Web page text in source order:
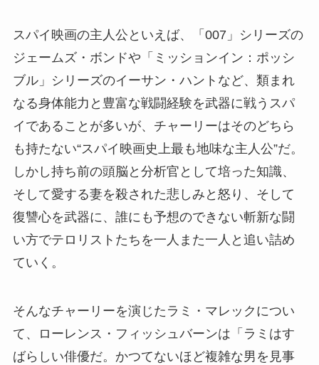
スパイ映画の主人公といえば、「007」シリーズの
ジェームズ・ボンドや「ミッションイン：ポッシ
ブル」シリーズのイーサン・ハントなど、類まれ
なる身体能力と豊富な戦闘経験を武器に戦うスパ
イであることが多いが、チャーリーはそのどちら
も持たない“スパイ映画史上最も地味な主人公”だ。
しかし持ち前の頭脳と分析官として培った知識、
そして愛する妻を殺された悲しみと怒り、そして
復讐心を武器に、誰にも予想のできない斬新な闘
い方でテロリストたちを一人また一人と追い詰め
ていく。
そんなチャーリーを演じたラミ・マレックについ
て、ローレンス・フィッシュバーンは「ラミはす
ばらしい俳優だ。かつてないほど複雑な男を見事